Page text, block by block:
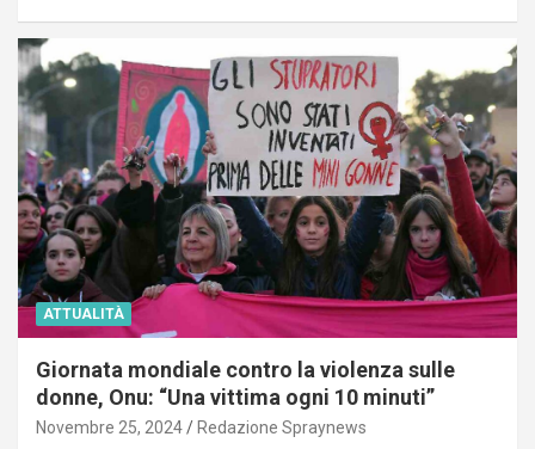
ATTUALITÀ
Giornata mondiale contro la violenza sulle
donne, Onu: “Una vittima ogni 10 minuti”
Novembre 25, 2024 Redazione Spraynews